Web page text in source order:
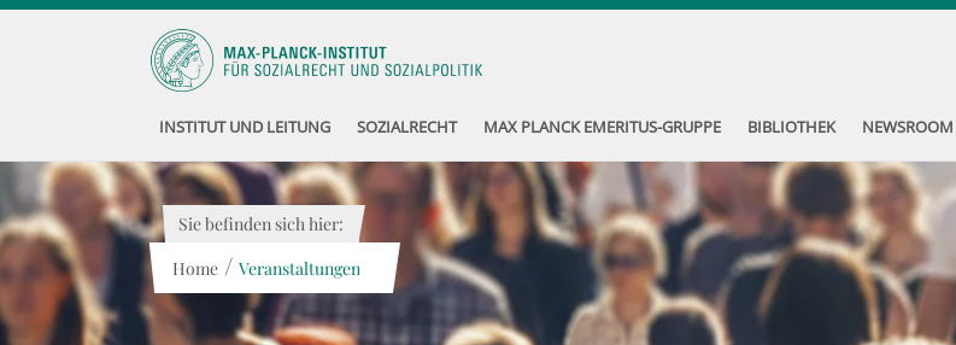
INSTITUT UND LEITUNG SOZIALRECHT MAX PLANCK EMERITUS-GRUPPE BIBLIOTHEK NEWSROOM
Sie befinden sich hier:
Home / Veranstaltungen